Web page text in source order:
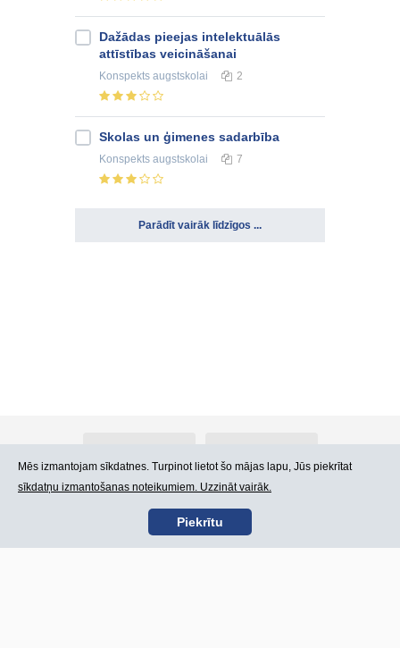
Dažādas pieejas intelektuālās
attīstības veicināšanai
Konspekts augstskolai 2
Skolas un ģimenes sadarbība
Konspekts augstskolai 7
Parādīt vairāk līdzīgos ...
Kontakti Lietošanas noteikumi
Mēs izmantojam sīkdatnes. Turpinot lietot šo mājas lapu, Jūs piekrītat
sīkdatņu izmantošanas noteikumiem. Uzzināt vairāk.
Piekrītu